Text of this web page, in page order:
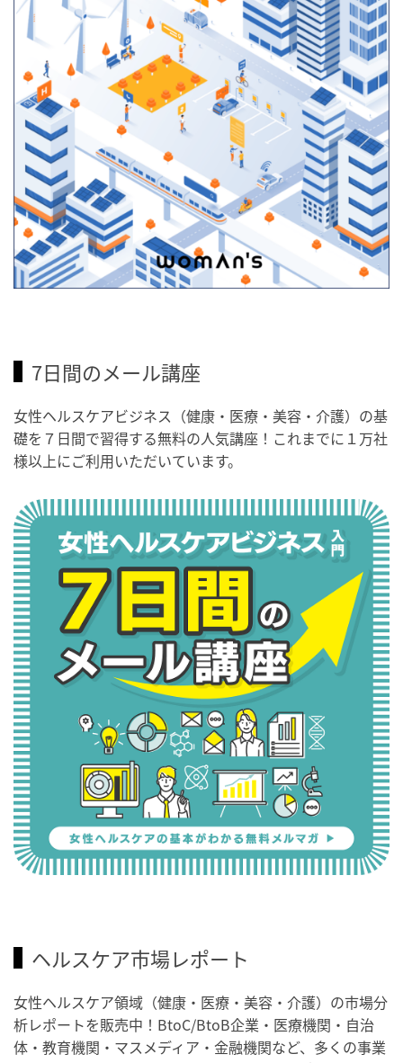
7日間のメール講座
女性ヘルスケアビジネス（健康・医療・美容・介護）の基
礎を７日間で習得する無料の人気講座！これまでに１万社
様以上にご利用いただいています。
ヘルスケア市場レポート
女性ヘルスケア領域（健康・医療・美容・介護）の市場分
析レポートを販売中！BtoC/BtoB企業・医療機関・自治
体・教育機関・マスメディア・金融機関など、多くの事業